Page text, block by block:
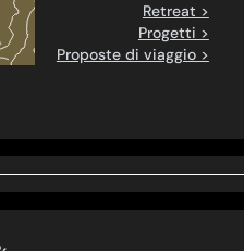
Retreat >
Progetti >
Proposte di viaggio >